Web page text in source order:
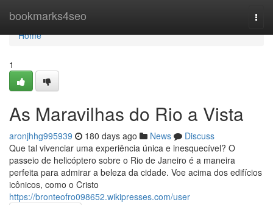
bookmarks4seo
Home
Home
1
As Maravilhas do Rio a Vista
aronjhhg995939 180 days ago News
Discuss
Que tal vivenciar uma experiência única e inesquecível? O
passeio de helicóptero sobre o Rio de Janeiro é a maneira
perfeita para admirar a beleza da cidade. Voe acima dos edifícios
icônicos, como o Cristo
https://bronteofro098652.wikipresses.com/user